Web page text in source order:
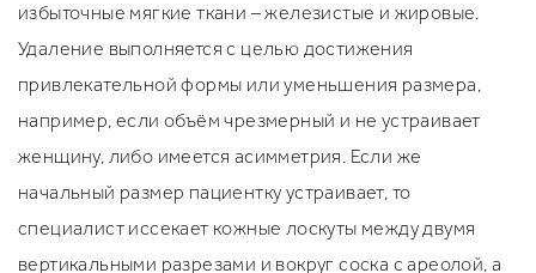
избыточные мягкие ткани – железистые и жировые.
Удаление выполняется с целью достижения
привлекательной формы или уменьшения размера,
например, если объём чрезмерный и не устраивает
женщину, либо имеется асимметрия. Если же
начальный размер пациентку устраивает, то
специалист иссекает кожные лоскуты между двумя
вертикальными разрезами и вокруг соска с ареолой, а